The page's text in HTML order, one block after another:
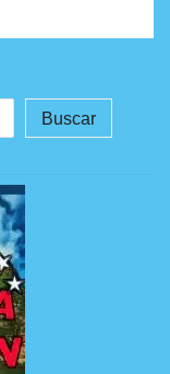
Buscar